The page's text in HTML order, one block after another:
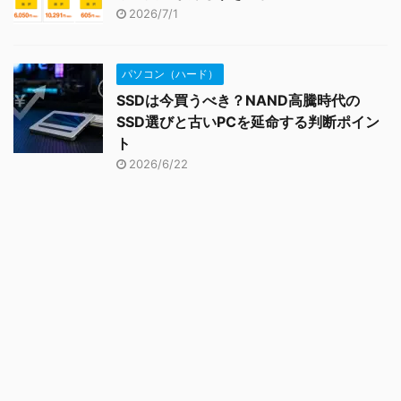
2026/7/1
パソコン（ハード）
SSDは今買うべき？NAND高騰時代の
SSD選びと古いPCを延命する判断ポイン
ト
2026/6/22